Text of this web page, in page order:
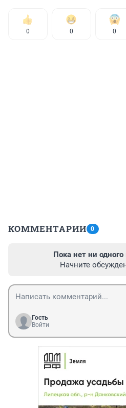
0 0 0
КОММЕНТАРИИ 0
Пока нет ни
Начните
Гость
Войти